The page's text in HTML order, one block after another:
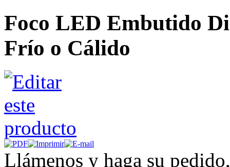
Foco LED Embutido
Frío o Cálido
Llámenos y haga su